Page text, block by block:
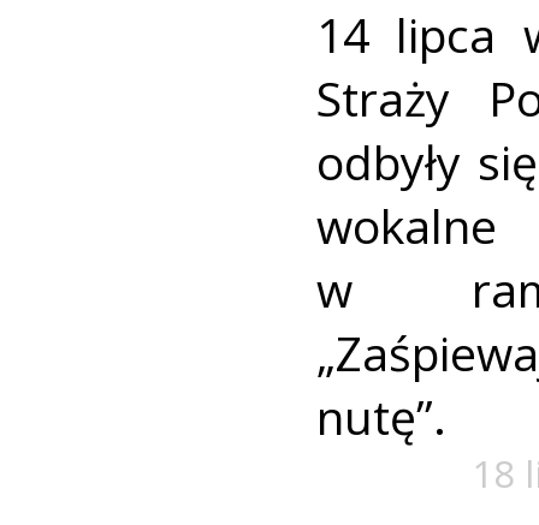
14 lipca
Straży
odbyły
w
nutę”.
18